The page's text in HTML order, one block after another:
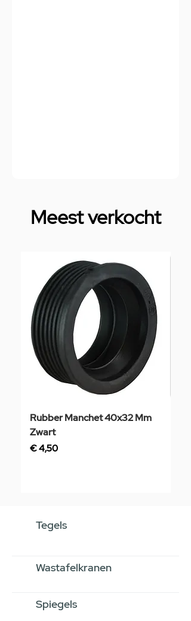
Meest verkocht
Rubber Manchet 40x32 Mm
Zwart
Prijs
€ 4,50
Tegels
Wastafelkranen
Spiegels